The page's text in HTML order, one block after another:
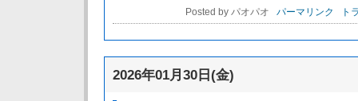
Posted by パオパオ パーマリンク ト
2026年01月30日(金)